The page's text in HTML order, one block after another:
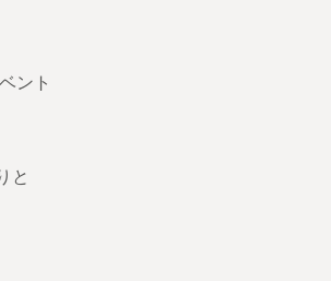
ント
と